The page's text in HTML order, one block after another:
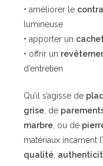
• améliorer le
lumineuse
• apporter un
• offrir un
d’entretien
Qu’il s’agisse de
grise , de
marbre , ou de
matériaux incarnent
qualité